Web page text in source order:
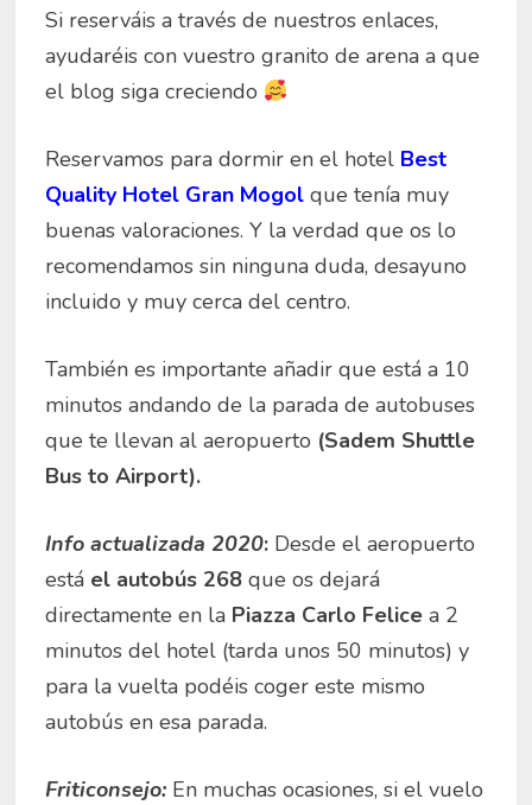
Si reserváis a través de nuestros enlaces,
ayudaréis con vuestro granito de arena a que
el blog siga creciendo
Reservamos para dormir en el hotelBest
Quality Hotel Gran Mogolque tenía muy
buenas valoraciones. Y la verdad que os lo
recomendamos sin ninguna duda, desayuno
incluido y muy cerca del centro.
También es importante añadir que está a 10
minutos andando de la parada de autobuses
que te llevan al aeropuerto (Sadem Shuttle
Bus to Airport).
Info actualizada 2020:Desde el aeropuerto
estáel autobús 268que os dejará
directamente en la Piazza Carlo Felicea 2
minutos del hotel (tarda unos 50 minutos) y
para la vuelta podéis coger este mismo
autobús en esa parada.
Friticonsejo:En muchas ocasiones, si el vuelo